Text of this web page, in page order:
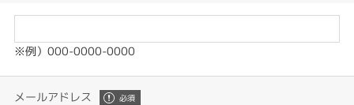
※例）000-0000-0000
メールアドレス